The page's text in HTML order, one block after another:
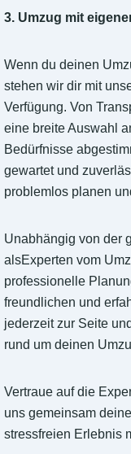
3. Umzug mit
Wenn du deinen
stehen wir dir mit
Verfügung. Von
eine breite Auswahl
Bedürfnisse
gewartet und
problemlos planen
Unabhängig von der
alsExperten vom
professionelle
freundlichen und
jederzeit zur Seite
rund um deinen
Vertraue auf die
uns gemeinsam
stressfreien Erlebnis